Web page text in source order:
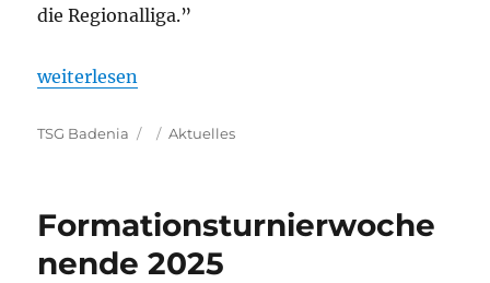
die Regionalliga.”
„Exotics triumphieren vor heimischem Publikum“
weiterlesen
Autor
TSG Badenia
Veröffentlicht
Kategorien
Aktuelles
Formationsturnierwoche
nende 2025